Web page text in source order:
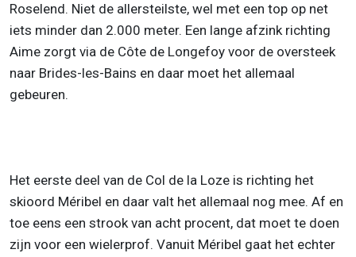
Roselend. Niet de allersteilste, wel met een top op net
iets minder dan 2.000 meter. Een lange afzink richting
Aime zorgt via de Côte de Longefoy voor de oversteek
naar Brides-les-Bains en daar moet het allemaal
gebeuren.
Het eerste deel van de Col de la Loze is richting het
skioord Méribel en daar valt het allemaal nog mee. Af en
toe eens een strook van acht procent, dat moet te doen
zijn voor een wielerprof. Vanuit Méribel gaat het echter